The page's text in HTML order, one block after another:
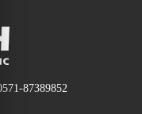
87389852